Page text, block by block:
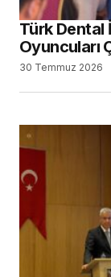
Türk Dental
Oyuncuları
30 Temmuz 2026